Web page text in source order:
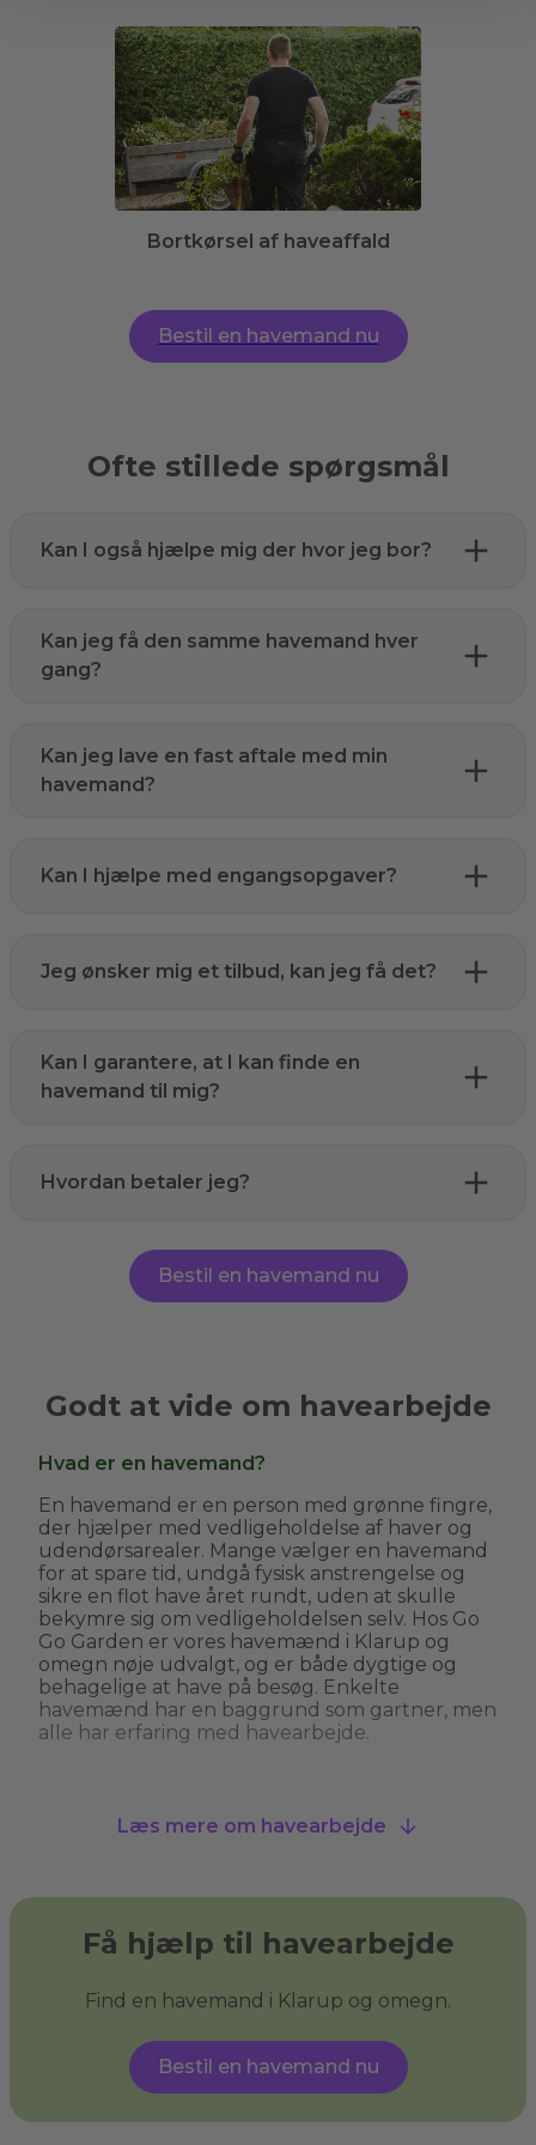
Bortkørsel af haveaffald
Bestil en havemand nu
Ofte stillede spørgsmål
Kan I også hjælpe mig der hvor jeg bor?
Kan jeg få den samme havemand hver
gang?
Kan jeg lave en fast aftale med min
havemand?
Kan I hjælpe med engangsopgaver?
Jeg ønsker mig et tilbud, kan jeg få det?
Kan I garantere, at I kan finde en
havemand til mig?
Hvordan betaler jeg?
Bestil en havemand nu
Godt at vide om havearbejde
Hvad er en havemand?
En havemand er en person med grønne fingre,
der hjælper med vedligeholdelse af haver og
udendørsarealer. Mange vælger en havemand
for at spare tid, undgå fysisk anstrengelse og
sikre en flot have året rundt, uden at skulle
bekymre sig om vedligeholdelsen selv. Hos Go
Go Garden er vores havemænd i Klarup og
omegn nøje udvalgt, og er både dygtige og
behagelige at have på besøg. Enkelte
havemænd har en baggrund som gartner, men
alle har erfaring med havearbejde.
En havemand kan hjælpe med alt fra
beskæring af træer. Nogle havemænd i Klarup
og omegn tilbyder også specialiserede services
som træfældning, fliserens og anlægning af nye
kan få den have, du drømmer om, og sikre, at
din have ser velplejet ud uden at du behøver
at løfte en finger.
Hvad er haveservice?
Læs mere om havearbejde
Få hjælp til havearbejde
Find en havemand i Klarup og omegn.
Bestil en havemand nu